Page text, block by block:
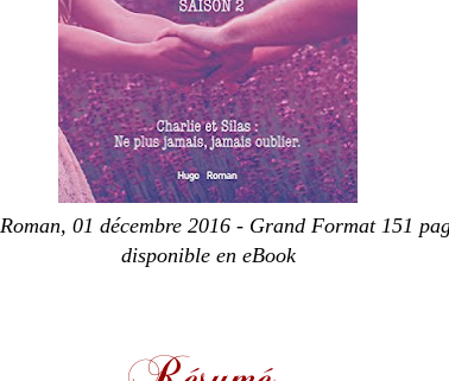
01 décembre 2016 - Grand Format 151
disponible en eBook